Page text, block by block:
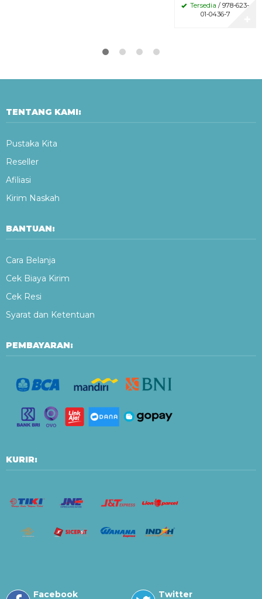
Tersedia / 978-623-
01-0436-7
TENTANG KAMI:
Pustaka Kita
Reseller
Afiliasi
Kirim Naskah
BANTUAN:
Cara Belanja
Cek Biaya Kirim
Cek Resi
Syarat dan Ketentuan
PEMBAYARAN:
KURIR:
Facebook Twitter